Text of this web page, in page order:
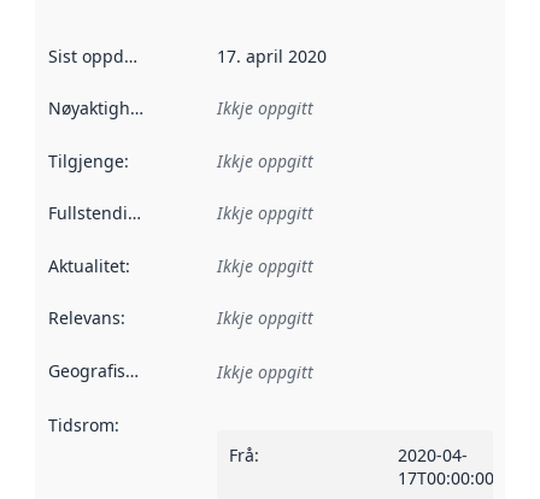
Sist oppdatert 17. april 2020
Nøyaktigheit Ikkje oppgitt
Tilgjenge: Ikkje oppgitt
Fullstendigheit Ikkje oppgitt
Aktualitet: Ikkje oppgitt
Relevans: Ikkje oppgitt
Geografisk område Ikkje oppgitt
Tidsrom:
Frå:
2020-04-
17T00:00:00Z